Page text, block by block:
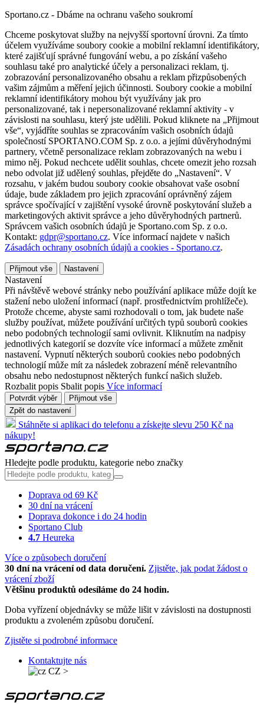
Sportano.cz - Dbáme na ochranu vašeho soukromí
Chceme poskytovat služby na nejvyšší sportovní úrovni. Za tímto
účelem využíváme soubory cookie a mobilní reklamní identifikátory,
které zajišťují správné fungování webu, a po získání vašeho
souhlasu také pro analytické účely a personalizaci reklam, tj.
zobrazování personalizovaného obsahu a reklam přizpůsobených
vašim zájmům a měření jejich účinnosti. Soubory cookie a mobilní
reklamní identifikátory mohou být využívány jak pro
personalizované, tak i nepersonalizované reklamní aktivity - v
závislosti na souhlasu, který jste udělili. Pokud kliknete na „Přijmout
vše“, vyjádříte souhlas se zpracováním vašich osobních údajů
společností SPORTANO.COM Sp. z o.o. a jejími důvěryhodnými
partnery, včetně personalizace reklam zobrazovaných na webu i
mimo něj. Pokud nechcete udělit souhlas, chcete omezit jeho rozsah
nebo odvolat již udělený souhlas, přejděte do „Nastavení“. V
rozsahu, v jakém budou soubory cookie obsahovat vaše osobní
údaje, bude základem pro jejich zpracování oprávněný zájem
správce spočívající v zajištění vysoké úrovně poskytování služeb a
marketingových aktivit správce a jeho důvěryhodných partnerů.
Správcem vašich osobních údajů je Sportano.com Sp. z o.o.
Kontakt: gdpr@sportano.cz. Více informací najdete v našich
Zásadách ochrany osobních údajů a cookies - Sportano.cz.
Přijmout vše Nastavení
Nastavení
Při návštěvě webové stránky nebo používání aplikace může dojít ke
stažení nebo uložení informací (např. prostřednictvím prohlížeče).
Protože chceme, abyste sami rozhodovali o tom, jak budete naše
služby používat, můžete používání určitých typů souborů cookies
nebo podobných technologií sami ovlivnit. Kliknutím na nadpisy
jednotlivých kategorií se dozvíte více informací a můžete změnit
nastavení. Vypnutí některých souborů cookies nebo podobných
technologií může mít za následek zobrazení méně relevantního
obsahu nebo nedostupnost některých funkcí našich služeb.
Rozbalit popis Sbalit popis Více informací
Potvrdit výběr
Přijmout vše
Zpět do nastavení
Stáhněte si aplikaci do telefonu a získejte slevu 250 Kč na
nákupy!
Hledejte podle produktu, kategorie nebo značky
Doprava od 69 Kč
30 dní na vrácení
Doprava dokonce i do 24 hodin
Sportano Club
4.7 Heureka
Více o způsobech doručení
30 dní na vrácení od data doručení. Zjistěte, jak podat žádost o
vrácení zboží
Většinu produktů odesíláme do 24 hodin.
Doba vyřízení objednávky se může lišit v závislosti na dostupnosti
produktu a zvoleném způsobu doručení.
Zjistěte si podrobné informace
Kontaktujte nás
CZ >